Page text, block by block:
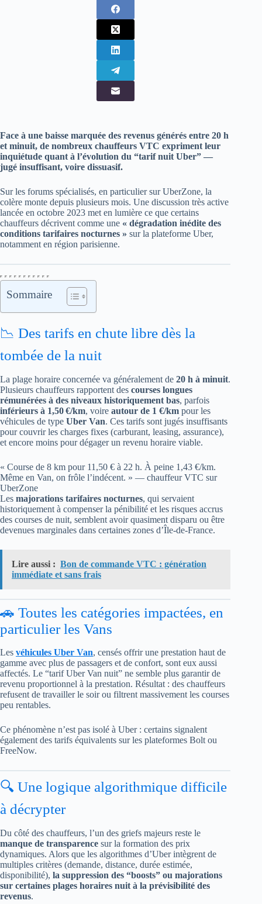
Face à une baisse marquée des revenus générés entre 20 h
et minuit, de nombreux chauffeurs VTC expriment leur
inquiétude quant à l’évolution du “tarif nuit Uber” —
jugé insuffisant, voire dissuasif.
Sur les forums spécialisés, en particulier sur UberZone, la
colère monte depuis plusieurs mois. Une discussion très active
lancée en octobre 2023 met en lumière ce que certains
chauffeurs décrivent comme une « dégradation inédite des
conditions tarifaires nocturnes » sur la plateforme Uber,
notamment en région parisienne.
Sommaire
📉 Des tarifs en chute libre dès la
tombée de la nuit
La plage horaire concernée va généralement de 20 h à minuit.
Plusieurs chauffeurs rapportent des courses longues
rémunérées à des niveaux historiquement bas, parfois
inférieurs à 1,50 €/km, voire autour de 1 €/km pour les
véhicules de type Uber Van. Ces tarifs sont jugés insuffisants
pour couvrir les charges fixes (carburant, leasing, assurance),
et encore moins pour dégager un revenu horaire viable.
« Course de 8 km pour 11,50 € à 22 h. À peine 1,43 €/km.
Même en Van, on frôle l’indécent. » — chauffeur VTC sur
UberZone
Les majorations tarifaires nocturnes, qui servaient
historiquement à compenser la pénibilité et les risques accrus
des courses de nuit, semblent avoir quasiment disparu ou être
devenues marginales dans certaines zones d’Île-de-France.
Lire aussi : Bon de commande VTC : génération
immédiate et sans frais
🚗 Toutes les catégories impactées, en
particulier les Vans
Les véhicules Uber Van, censés offrir une prestation haut de
gamme avec plus de passagers et de confort, sont eux aussi
affectés. Le “tarif Uber Van nuit” ne semble plus garantir de
revenu proportionnel à la prestation. Résultat : des chauffeurs
refusent de travailler le soir ou filtrent massivement les courses
peu rentables.
Ce phénomène n’est pas isolé à Uber : certains signalent
également des tarifs équivalents sur les plateformes Bolt ou
FreeNow.
🔍 Une logique algorithmique difficile
à décrypter
Du côté des chauffeurs, l’un des griefs majeurs reste le
manque de transparence sur la formation des prix
dynamiques. Alors que les algorithmes d’Uber intègrent de
multiples critères (demande, distance, durée estimée,
disponibilité), la suppression des “boosts” ou majorations
sur certaines plages horaires nuit à la prévisibilité des
revenus.